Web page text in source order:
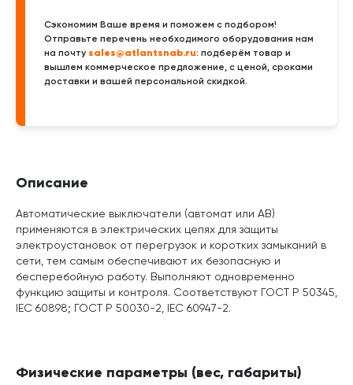
Сэкономим Ваше время и поможем с подбором!
Отправьте перечень необходимого оборудования нам
на почту sales@atlantsnab.ru: подберём товар и
вышлем коммерческое предложение, с ценой, сроками
доставки и вашей персональной скидкой.
Описание
Автоматические выключатели (автомат или АВ)
применяются в электрических цепях для защиты
электроустановок от перегрузок и коротких замыканий в
сети, тем самым обеспечивают их безопасную и
бесперебойную работу. Выполняют одновременно
функцию защиты и контроля. Соответствуют ГОСТ Р 50345,
IEC 60898; ГОСТ Р 50030-2, IEC 60947-2.
Физические параметры (вес, габариты)